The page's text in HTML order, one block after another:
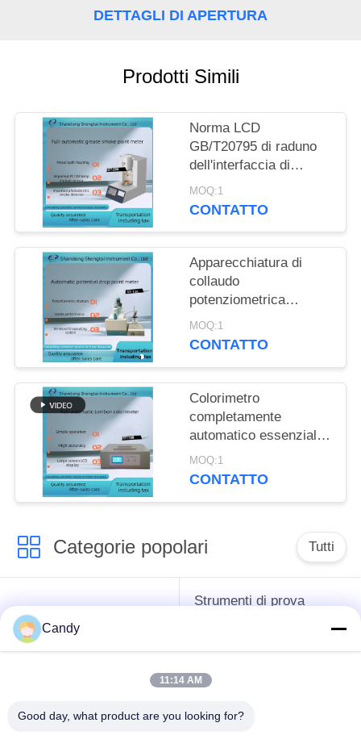
DETTAGLI DI APERTURA
Prodotti Simili
Norma LCD
GB/T20795 di raduno
dell'interfaccia di
dialogo del tester del
punto di formazione del
MOQ:1
CONTATTO
Apparecchiatura di
collaudo
potenziometrica
automatica dell'olio da
tavola di titolazione ST-
MOQ:1
CONTATTO
Colorimetro
completamente
automatico essenziale
di ST110B Lovibon per
le istituzioni del grano
MOQ:1
CONTATTO
Categorie popolari Tutti
strumenti difficili del
petrolio
Strumenti di prova
lubrificante
collaudo del
collaudo dell'olio del
Candy
11:14 AM
Good day, what product are you looking for?